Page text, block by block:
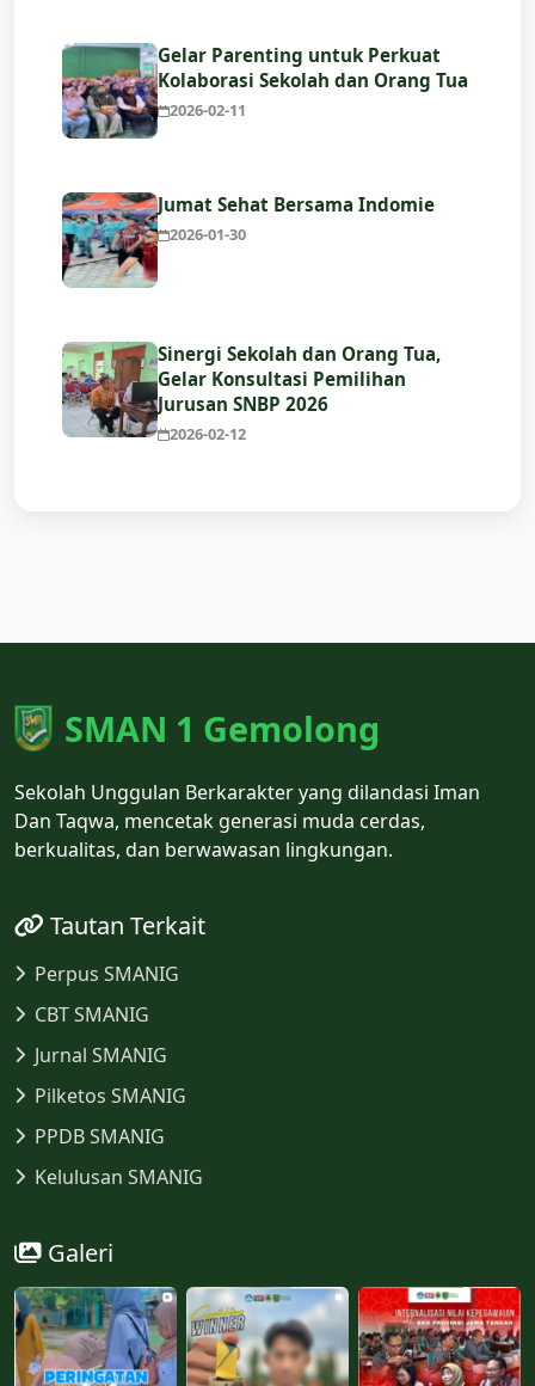
Gelar Parenting untuk Perkuat
Kolaborasi Sekolah dan Orang Tua
2026-02-11
Jumat Sehat Bersama Indomie
2026-01-30
Sinergi Sekolah dan Orang Tua,
Gelar Konsultasi Pemilihan
Jurusan SNBP 2026
2026-02-12
SMAN 1 Gemolong
Sekolah Unggulan Berkarakter yang dilandasi Iman
Dan Taqwa, mencetak generasi muda cerdas,
berkualitas, dan berwawasan lingkungan.
Tautan Terkait
Perpus SMANIG
CBT SMANIG
Jurnal SMANIG
Pilketos SMANIG
PPDB SMANIG
Kelulusan SMANIG
Galeri